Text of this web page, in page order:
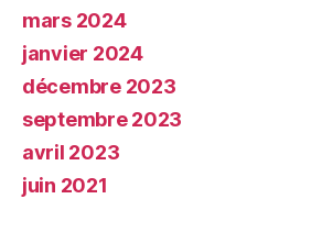
mars 2024
janvier 2024
décembre 2023
septembre 2023
avril 2023
juin 2021